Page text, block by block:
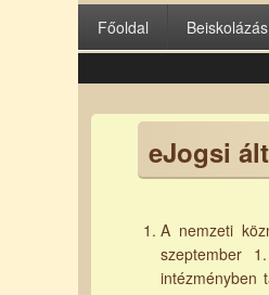
Főoldal Beiskolázás
eJogsi
A nemzeti
szeptember
intézményben